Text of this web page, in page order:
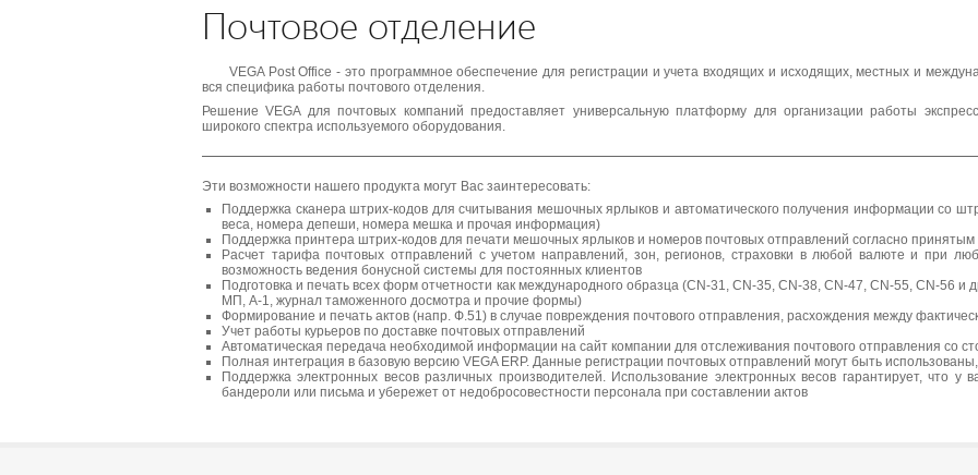
Почтовое отделение
VEGA Post Office - это программное обеспечение для регистрации и учета входящих и исходящих, местных и
вся специфика работы почтового отделения.
Решение VEGA для почтовых компаний предоставляет универсальную платформу для организации работы
широкого спектра используемого оборудования.
Эти возможности нашего продукта могут Вас заинтересовать:
Поддержка сканера штрих-кодов для считывания мешочных ярлыков и автоматического получения информации со
веса, номера депеши, номера мешка и прочая информация)
Поддержка принтера штрих-кодов для печати мешочных ярлыков и номеров почтовых отправлений согласно
Расчет тарифа почтовых отправлений с учетом направлений, зон, регионов, страховки в любой валюте и при
возможность ведения бонусной системы для постоянных клиентов
Подготовка и печать всех форм отчетности как международного образца (CN-31, CN-35, CN-38, CN-47, CN-55, CN-56 и
МП, А-1, журнал таможенного досмотра и прочие формы)
Формирование и печать актов (напр. Ф.51) в случае повреждения почтового отправления, расхождения между
Учет работы курьеров по доставке почтовых отправлений
Автоматическая передача необходимой информации на сайт компании для отслеживания почтового отправления со
Полная интеграция в базовую версию VEGA ERP. Данные регистрации почтовых отправлений могут быть
Поддержка электронных весов различных производителей. Использование электронных весов гарантирует, что у
бандероли или письма и убережет от недобросовестности персонала при составлении актов